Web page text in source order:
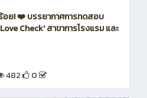
อย! ❤️ บรรยากาศการทดสอบ
Check' สาขาการโรงแรม และ
482 0